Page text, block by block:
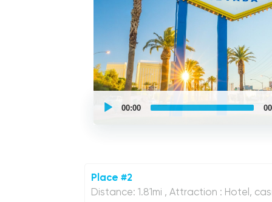
UCPlaces
self
guided00:00
Place #2
Distance: 1.81mi , Attraction : Hotel,